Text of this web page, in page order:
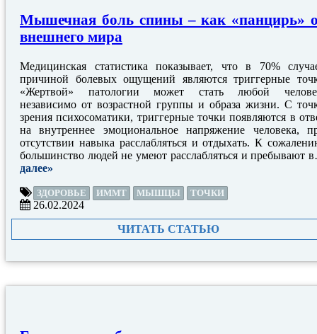
Мышечная боль спины – как «панцирь»
внешнего мира
Медицинская статистика показывает, что в 70%
причиной болевых ощущений являются триггерные
«Жертвой» патологии может стать любой
независимо от возрастной группы и образа жизни. С
зрения психосоматики, триггерные точки появляются в
на внутреннее эмоциональное напряжение человека,
отсутствии навыка расслабляться и отдыхать. К
большинство людей не умеют расслабляться и пребывают
далее»
ЗДОРОВЬЕ ИММТ МЫШЦЫ ТОЧКИ
26.02.2024
ЧИТАТЬ СТАТЬЮ